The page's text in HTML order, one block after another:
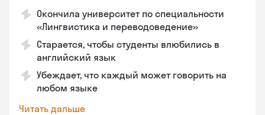
Окончила университет по специальности
«Лингвистика и переводоведение»
Старается, чтобы студенты влюбились в
английский язык
Убеждает, что каждый может говорить на
любом языке
Читать дальше